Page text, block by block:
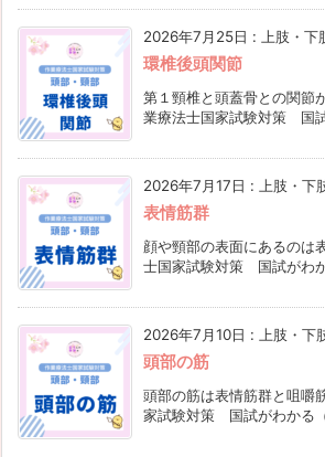
2026年7月25日 : 上肢・下
環椎後頭関節
第１頸椎と頭蓋骨との関節
業療法士国家試験対策 国
2026年7月17日 : 上肢・下
表情筋群
顔や頸部の表面にあるのは
士国家試験対策 国試がわ
2026年7月10日 : 上肢・下
頭部の筋
頭部の筋は表情筋群と咀嚼
家試験対策 国試がわかる